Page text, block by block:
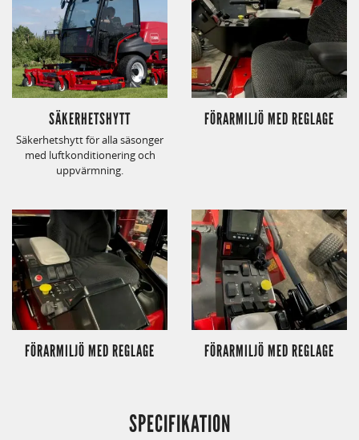
SÄKERHETSHYTT
Säkerhetshytt för alla säsonger
med luftkonditionering och
uppvärmning.
FÖRARMILJÖ MED REGLAGE
FÖRARMILJÖ MED REGLAGE FÖRARMILJÖ MED REGLAGE
SPECIFIKATION